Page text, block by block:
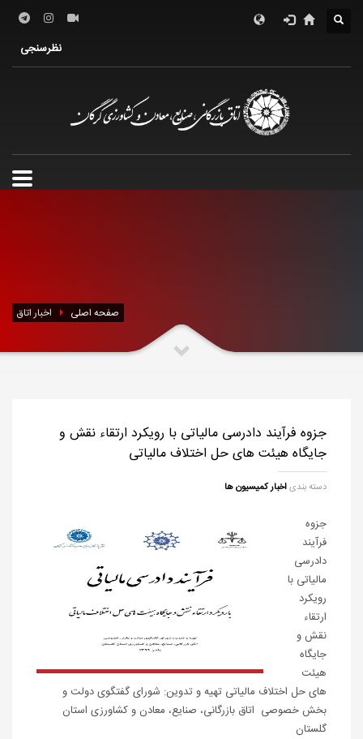
درباره اتاق
معرفی استان
نظرسنجی
اخبار اتاق صفحه اصلی
جزوه فرآیند دادرسی مالیاتی با رویکرد ارتقاء نقش و
جایگاه هیئت های حل اختلاف مالیاتی
دسته بندیاخبار کمیسیون ها
جزوه
فرآیند
دادرسی
مالیاتی با
رویکرد
ارتقاء
نقش و
جایگاه
هیئت
های حل اختلاف مالیاتی تهیه و تدوین: شورای گفتگوی دولت و
بخش خصوصی اتاق بازرگانی، صنایع، معادن و کشاورزی استان
گلستان